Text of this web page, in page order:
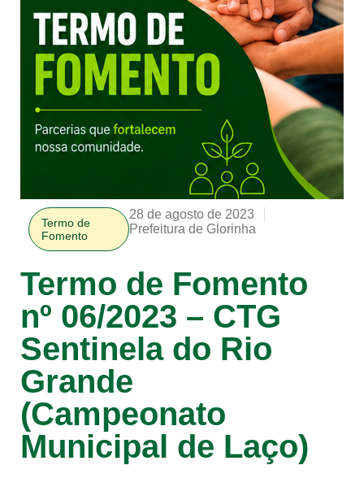
Termo de
Fomento
28 de agosto de 2023
Prefeitura de Glorinha
Termo de Fomento
nº 06/2023 – CTG
Sentinela do Rio
Grande
(Campeonato
Municipal de Laço)